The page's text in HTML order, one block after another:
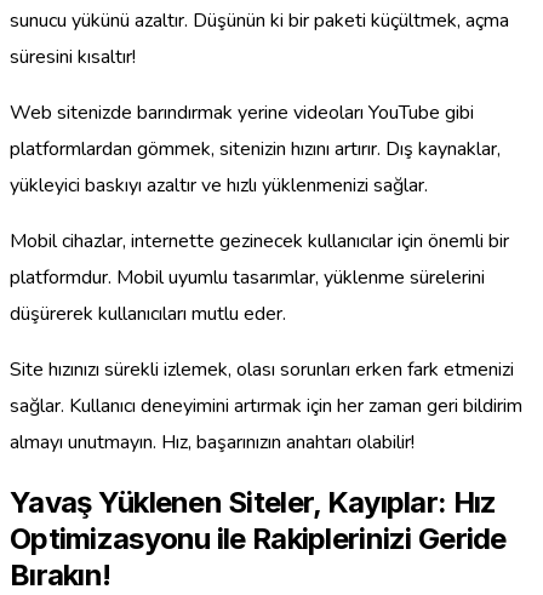
sunucu yükünü azaltır. Düşünün ki bir paketi küçültmek, açma
süresini kısaltır!
Web sitenizde barındırmak yerine videoları YouTube gibi
platformlardan gömmek, sitenizin hızını artırır. Dış kaynaklar,
yükleyici baskıyı azaltır ve hızlı yüklenmenizi sağlar.
Mobil cihazlar, internette gezinecek kullanıcılar için önemli bir
platformdur. Mobil uyumlu tasarımlar, yüklenme sürelerini
düşürerek kullanıcıları mutlu eder.
Site hızınızı sürekli izlemek, olası sorunları erken fark etmenizi
sağlar. Kullanıcı deneyimini artırmak için her zaman geri bildirim
almayı unutmayın. Hız, başarınızın anahtarı olabilir!
Yavaş Yüklenen Siteler, Kayıplar: Hız
Optimizasyonu ile Rakiplerinizi Geride
Bırakın!